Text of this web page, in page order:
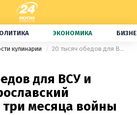
ЭКОНОМИКА
кулинарии 20 тысяч обедов для ВСУ и медиков: Ярославский подытожил три месяца войны
для ВСУ и
месяца войны